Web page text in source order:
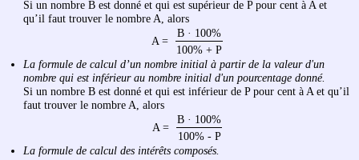
Si un nombre B est donné et qui est supérieur de P pour cent à A et
qu’il faut trouver le nombre A, alors
A =
B · 100%
100% + P
La formule de calcul d’un nombre initial à partir de la valeur d'un
nombre qui est inférieur au nombre initial d'un pourcentage donné.
Si un nombre B est donné et qui est inférieur de P pour cent à A et qu’il
faut trouver le nombre A, alors
A =
B · 100%
100% - P
La formule de calcul des intérêts composés.